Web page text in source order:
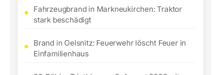
Fahrzeugbrand in Markneukirchen: Traktor
stark beschädigt
Brand in Oelsnitz: Feuerwehr löscht Feuer in
Einfamilienhaus